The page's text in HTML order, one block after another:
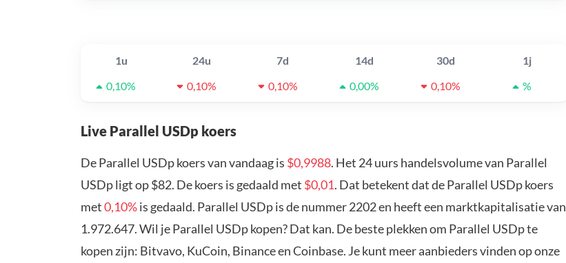
1u 24u 7d 14d 30d
1j
0,10%
0,10% 0,10% 0,00% 0,10% %
Live Parallel USDp koers
De Parallel USDp koers van vandaag is $0,9988. Het 24 uurs handelsvolume van Parallel
USDp ligt op $82. De koers is gedaald met $0,01. Dat betekent dat de Parallel USDp koers
met0,10%is gedaald. Parallel USDp is de nummer 2202 en heeft een marktkapitalisatie van
1.972.647. Wil je Parallel USDp kopen? Dat kan. De beste plekken om Parallel USDp te
kopen zijn: Bitvavo, KuCoin, Binance en Coinbase. Je kunt meer aanbieders vinden op onze